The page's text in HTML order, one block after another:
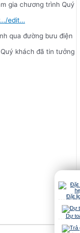
gia chương trình Quý
edit…
qua đường bưu điện
khách đã tin tưởng
Đặt
Dự